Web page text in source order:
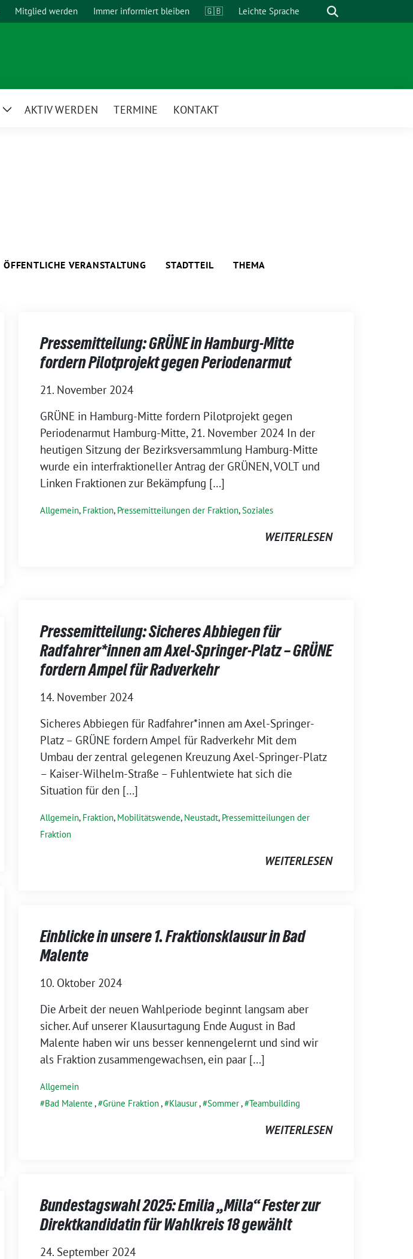
Mitglied werden Immer informiert bleiben 🇬🇧 Leichte Sprache Suche
ZeigeAKTIV WERDEN TERMINE KONTAKT
ÖFFENTLICHE VERANSTALTUNG STADTTEIL THEMA
Pressemitteilung: GRÜNE in Hamburg-Mitte
fordern Pilotprojekt gegen Periodenarmut
21. November 2024
GRÜNE in Hamburg-Mitte fordern Pilotprojekt gegen
Periodenarmut Hamburg-Mitte, 21. November 2024 In der
heutigen Sitzung der Bezirksversammlung Hamburg-Mitte
wurde ein interfraktioneller Antrag der GRÜNEN, VOLT und
Linken Fraktionen zur Bekämpfung […]
Allgemein, Fraktion, Pressemitteilungen der Fraktion,Soziales
WEITERLESEN
Pressemitteilung: Sicheres Abbiegen für
Radfahrer*innen am Axel-Springer-Platz – GRÜNE
fordern Ampel für Radverkehr
14. November 2024
Sicheres Abbiegen für Radfahrer*innen am Axel-Springer-
Platz – GRÜNE fordern Ampel für Radverkehr Mit dem
Umbau der zentral gelegenen Kreuzung Axel-Springer-Platz
– Kaiser-Wilhelm-Straße – Fuhlentwiete hat sich die
Situation für den […]
Allgemein, Fraktion, Mobilitätswende, Neustadt, Pressemitteilungen der
Fraktion
WEITERLESEN
Einblicke in unsere 1. Fraktionsklausur in Bad
Malente
10. Oktober 2024
Die Arbeit der neuen Wahlperiode beginnt langsam aber
sicher. Auf unserer Klausurtagung Ende August in Bad
Malente haben wir uns besser kennengelernt und sind wir
als Fraktion zusammengewachsen, ein paar […]
Allgemein
Bad Malente , Grüne Fraktion, Klausur, Sommer, Teambuilding
WEITERLESEN
Bundestagswahl 2025: Emilia „Milla“ Fester zur
Direktkandidatin für Wahlkreis 18 gewählt
24. September 2024